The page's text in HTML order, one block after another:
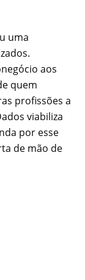
uma
aos
quem
profissões a
viabiliza
por esse
de mão de